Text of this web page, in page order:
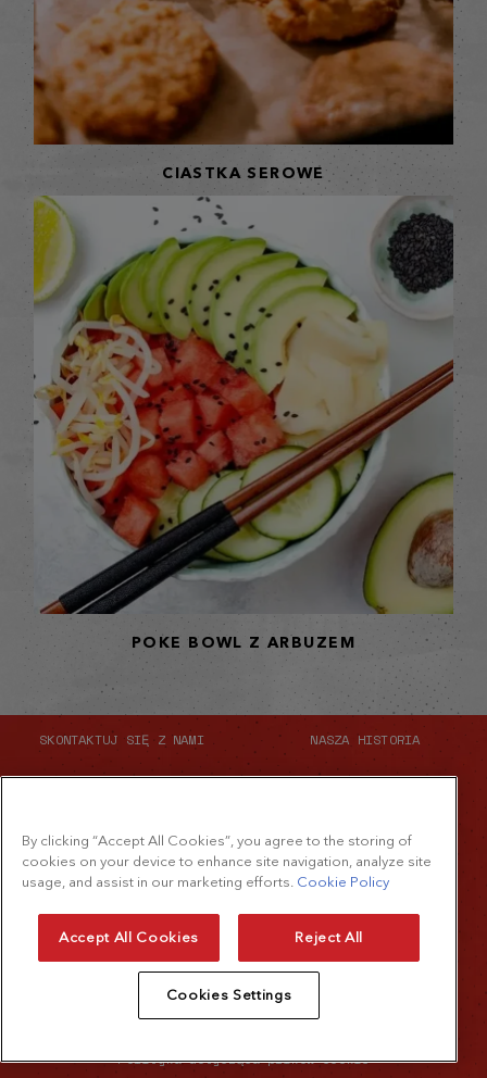
CIASTKA SEROWE
POKE BOWL Z ARBUZEM
SKONTAKTUJ SIĘ Z NAMI NASZA HISTORIA
© 2026 The French's Food Company LLC.
Wszystkie prawa zastrzeżone
Polityka prywatności
Polityka dotycząca plików cookie
By clicking “Accept All Cookies”, you agree to the storing of
cookies on your device to enhance site navigation, analyze site
usage, and assist in our marketing efforts. Cookie Policy
Accept All Cookies Reject All
Cookies Settings